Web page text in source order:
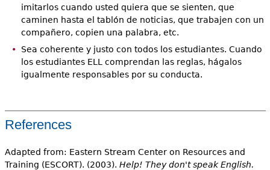
imitarlos cuando usted quiera que se sienten, que
caminen hasta el tablón de noticias, que trabajen con un
compañero, copien una palabra, etc.
Sea coherente y justo con todos los estudiantes. Cuando
los estudiantes ELL comprendan las reglas, hágalos
igualmente responsables por su conducta.
References
Adapted from: Eastern Stream Center on Resources and
Training (ESCORT). (2003). Help! They don't speak English.